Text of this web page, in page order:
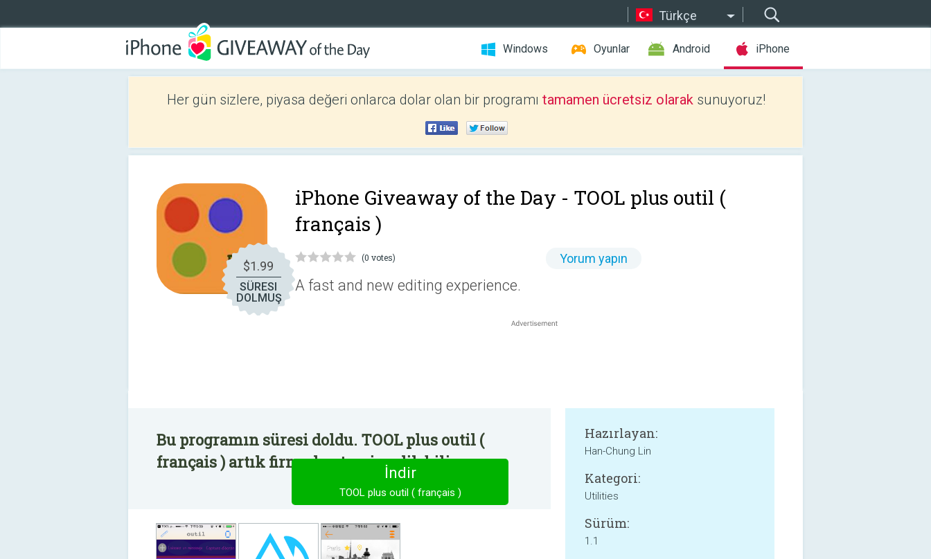
Türkçe
Windows Oyunlar Android iPhone
Her gün sizlere, piyasa değeri onlarca dolar olan bir programı tamamen ücretsiz olarak sunuyoruz!
$1.99
SÜRESI
DOLMUŞ
iPhone Giveaway of the Day - TOOL plus outil (
français )
(0 votes) Yorum yapın
A fast and new editing experience.
Bu programın süresi doldu. TOOL plus outil (
français ) artık firmadan temin edilebilir.
İndir
TOOL plus outil ( français )
Hazırlayan:
Han-Chung Lin
Kategori:
Utilities
Sürüm:
1.1